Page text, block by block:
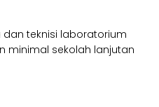
teknisi laboratorium
minimal sekolah lanjutan